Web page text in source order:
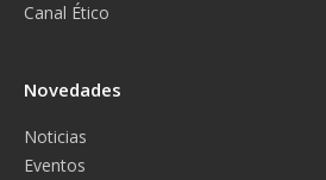
Canal Ético
Novedades
Noticias
Eventos